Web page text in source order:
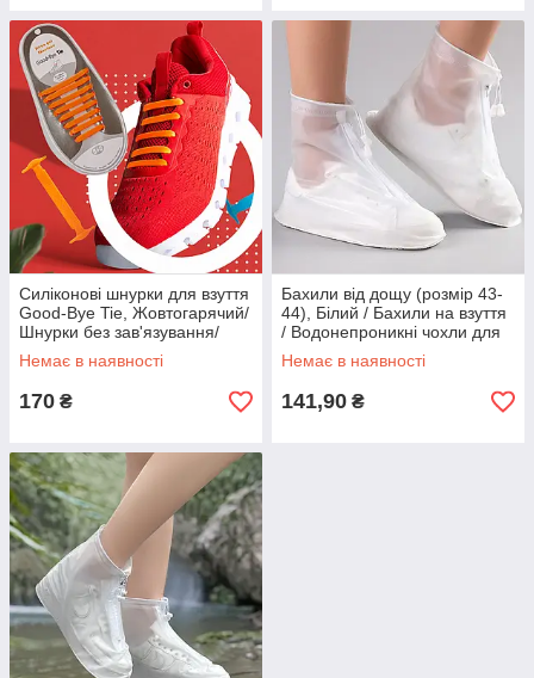
Силіконові шнурки для взуття
Good-Bye Tie, Жовтогарячий/
Шнурки без зав'язування/
Червоні шнурки
Немає в наявності
170 ₴
Бахили від дощу (розмір 43-
44), Білий / Бахили на взуття
/ Водонепроникні чохли для
взуття
Немає в наявності
141,90 ₴